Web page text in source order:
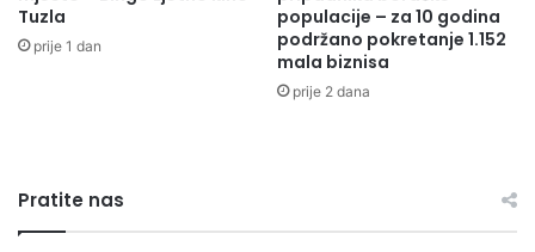
Tuzla
prije 1 dan
populacije – za 10 godina
podržano pokretanje 1.152
mala biznisa
prije 2 dana
Pratite nas